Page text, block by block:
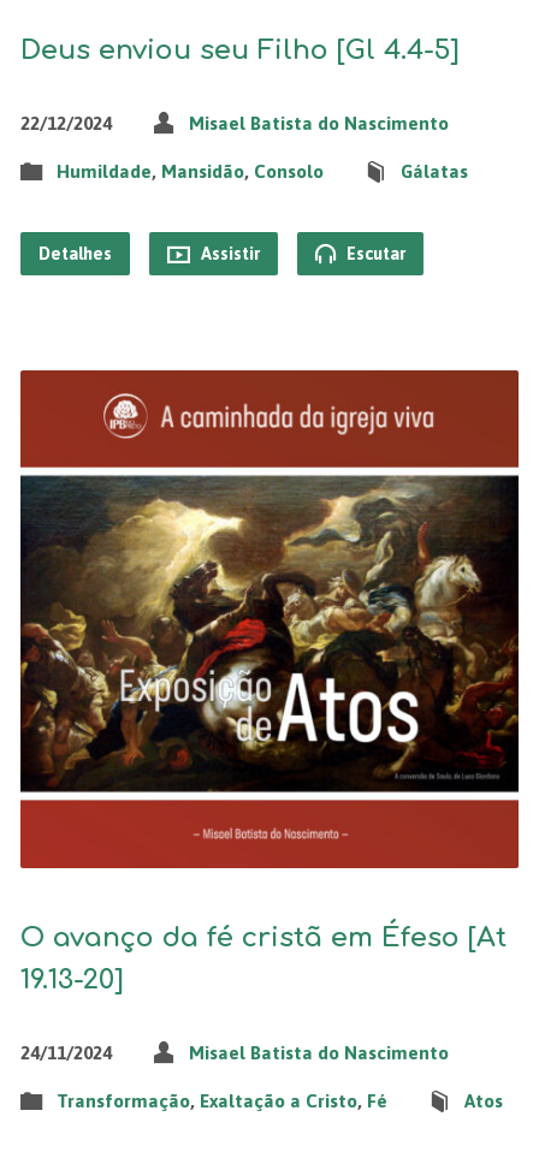
Deus enviou seu Filho [Gl 4.4-5]
22/12/2024 Misael Batista do Nascimento
Humildade, Mansidão, Consolo Gálatas
Detalhes Assistir Escutar
O avanço da fé cristã em Éfeso [At
19.13-20]
24/11/2024 Misael Batista do Nascimento
Transformação, Exaltação a Cristo, Fé Atos